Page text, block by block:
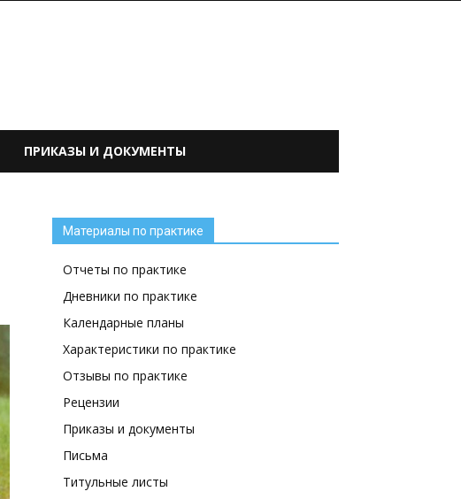
ПРИКАЗЫ И ДОКУМЕНТЫ
Материалы по практике
Отчеты по практике
Дневники по практике
Календарные планы
Характеристики по практике
Отзывы по практике
Рецензии
Приказы и документы
Письма
Титульные листы